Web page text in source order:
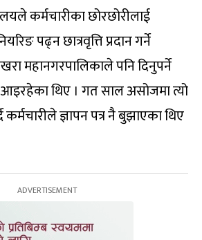
कर्मचारीका छोरछोरीलाई
पढ्न छात्रवृत्ति प्रदान गर्ने
महानगरपालिकाले पनि दिनुपर्ने
आइरहेका थिए । गत साल असोजमा त्यो
कर्मचारीले ज्ञापन पत्र नै बुझाएका थिए